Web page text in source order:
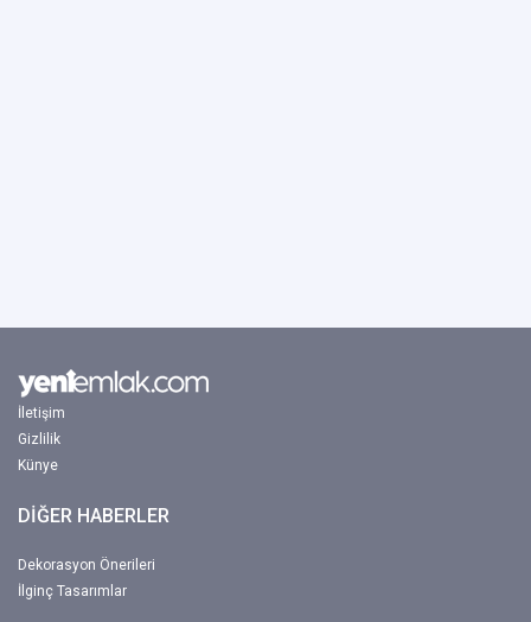
İletişim
Gizlilik
Künye
DİĞER HABERLER
Dekorasyon Önerileri
İlginç Tasarımlar